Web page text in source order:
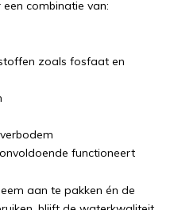
combinatie van:
zoals fosfaat en
functioneert
aan te pakken én de